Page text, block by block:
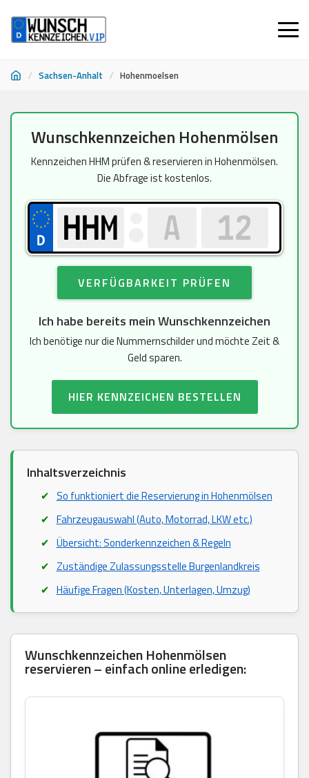
/ Sachsen-Anhalt / Hohenmoelsen
Inhalt
springen
Wunschkennzeichen Hohenmölsen
Kennzeichen HHM prüfen & reservieren in Hohenmölsen.
Die Abfrage ist kostenlos.
VERFÜGBARKEIT PRÜFEN
Ich habe bereits mein Wunschkennzeichen
Ich benötige nur die Nummernschilder und möchte Zeit &
Geld sparen.
HIER KENNZEICHEN BESTELLEN
Inhaltsverzeichnis
So funktioniert die Reservierung in Hohenmölsen
Fahrzeugauswahl (Auto, Motorrad, LKW etc.)
Übersicht: Sonderkennzeichen & Regeln
Zuständige Zulassungsstelle Burgenlandkreis
Häufige Fragen (Kosten, Unterlagen, Umzug)
Wunschkennzeichen Hohenmölsen
reservieren – einfach online erledigen: